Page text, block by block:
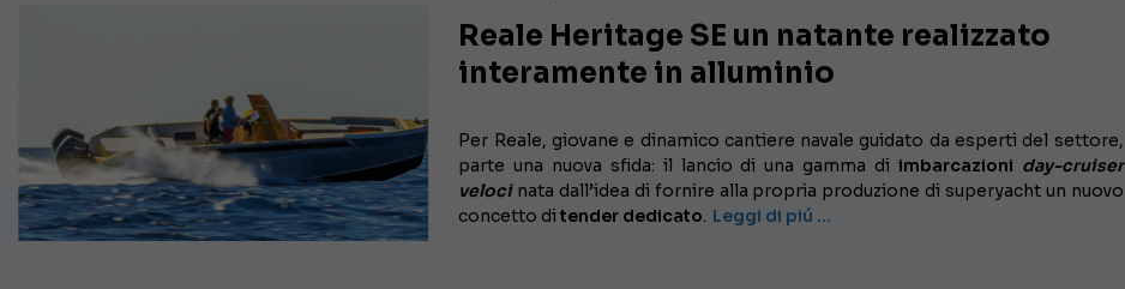
Reale Heritage SE un natante realizzato
interamente in alluminio
Per Reale, giovane e dinamico cantiere navale guidato da esperti del settore,
parte una nuova sfida: il lancio di una gamma di imbarcazioni day-cruiser
velocinata dall’idea di fornire alla propria produzione di superyacht un nuovo
concetto ditender dedicato. Leggi di piú …